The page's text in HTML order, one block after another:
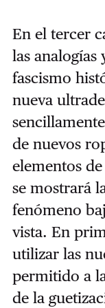
En el tercer
las analogías
fascismo
nueva
de nuevos
elementos
se mostrará
fenómeno
vista. En
utilizar las
permitido a
de la